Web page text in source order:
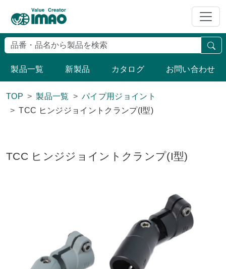
製品一覧 新製品 カタログ お問い合わせ
TOP 製品一覧
パイプ用ジョイント
TCC ヒンジジョイントクランプ(I型)
TCC ヒンジジョイントクランプ(I型)